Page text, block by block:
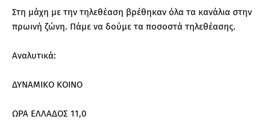
Στη μάχη με την τηλεθέαση βρέθηκαν όλα τα κανάλια στην
πρωινή ζώνη. Πάμε να δούμε τα ποσοστά τηλεθέασης.
Αναλυτικά:
ΔΥΝΑΜΙΚΟ ΚΟΙΝΟ
ΩΡΑ ΕΛΛΑΔΟΣ 11,0